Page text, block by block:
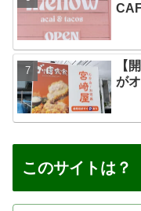
【
が
このサイトは？